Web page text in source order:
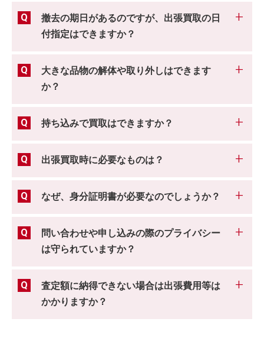
撤去の期日があるのですが、出張買取の日
付指定はできますか？
大きな品物の解体や取り外しはできます
か？
持ち込みで買取はできますか？
出張買取時に必要なものは？
なぜ、身分証明書が必要なのでしょうか？
問い合わせや申し込みの際のプライバシー
は守られていますか？
査定額に納得できない場合は出張費用等は
かかりますか？